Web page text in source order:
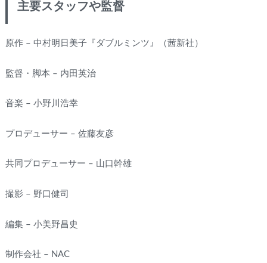
主要スタッフや監督
原作 – 中村明日美子『ダブルミンツ』（茜新社）
監督・脚本 – 内田英治
音楽 – 小野川浩幸
プロデューサー – 佐藤友彦
共同プロデューサー – 山口幹雄
撮影 – 野口健司
編集 – 小美野昌史
制作会社 – NAC